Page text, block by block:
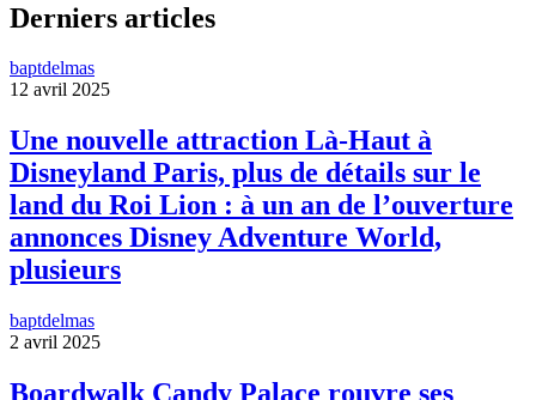
Derniers articles
baptdelmas
12 avril 2025
Une nouvelle attraction Là-Haut à
Disneyland Paris, plus de détails sur le
land du Roi Lion : à un an de l’ouverture
annonces Disney Adventure World,
plusieurs
baptdelmas
2 avril 2025
Boardwalk Candy Palace rouvre ses